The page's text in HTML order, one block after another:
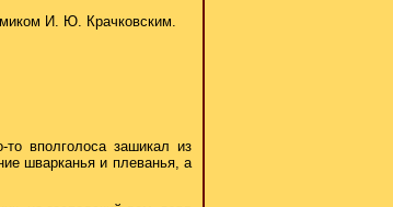
И. Ю. Крачковским.
вполголоса зашикал из
шварканья и плеванья, а